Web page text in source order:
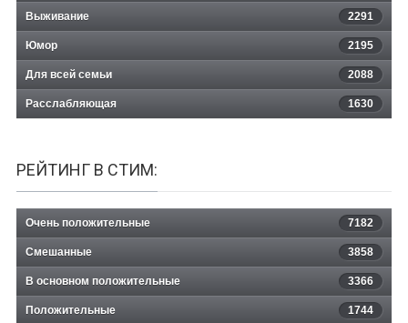
Выживание 2291
Юмор 2195
Для всей семьи 2088
Расслабляющая 1630
РЕЙТИНГ В СТИМ:
Очень положительные 7182
Смешанные 3858
В основном положительные 3366
Положительные 1744